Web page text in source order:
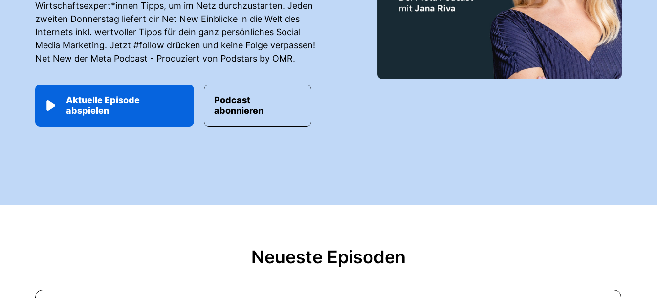
Wirtschaftsexpert*innen Tipps, um im Netz durchzustarten. Jeden
zweiten Donnerstag liefert dir Net New Einblicke in die Welt des
Internets inkl. wertvoller Tipps für dein ganz persönliches Social
Media Marketing. Jetzt #follow drücken und keine Folge verpassen!
Net New der Meta Podcast - Produziert von Podstars by OMR.
Aktuelle Episode
abspielen
Podcast
abonnieren
Neueste Episoden